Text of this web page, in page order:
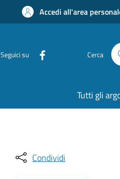
Accedi all'area
Seguici su Cerca
Tutti gli
Condividi